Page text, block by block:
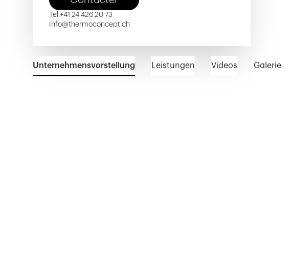
Tel.+41 24 426 20 73
Info@thermoconcept.ch
Unternehmensvorstellung Leistungen Videos Galerie